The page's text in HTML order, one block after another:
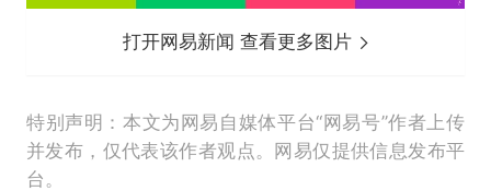
打开网易新闻 查看更多图片
特别声明：本文为网易自媒体平台“网易号”作者上传
并发布，仅代表该作者观点。网易仅提供信息发布平
台。